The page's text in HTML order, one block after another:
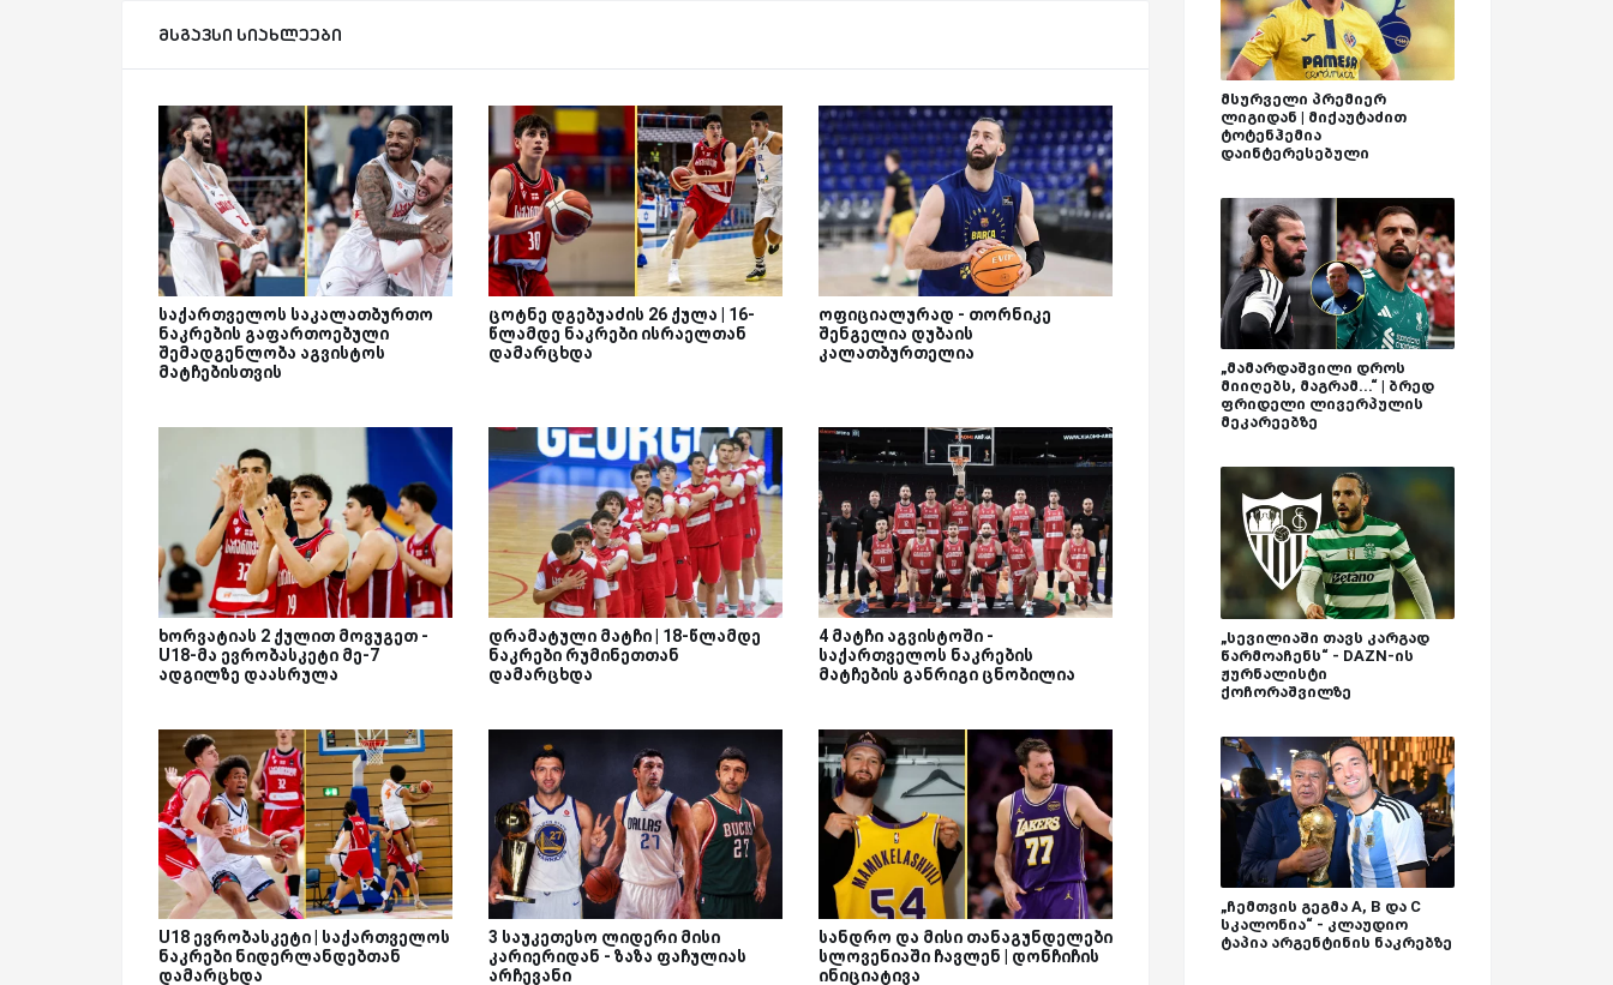
მსგავსი სიახლეები
საქართველოს საკალათბურთო
ნაკრების გაფართოებული
შემადგენლობა აგვისტოს
მატჩებისთვის
ცოტნე დგებუაძის 26 ქულა | 16-
წლამდე ნაკრები ისრაელთან
დამარცხდა
ოფიციალურად - თორნიკე
შენგელია დუბაის
კალათბურთელია
ხორვატიას 2 ქულით მოვუგეთ -
U18-მა ევრობასკეტი მე-7
ადგილზე დაასრულა
დრამატული მატჩი | 18-წლამდე
ნაკრები რუმინეთთან
დამარცხდა
4 მატჩი აგვისტოში -
საქართველოს ნაკრების
მატჩების განრიგი ცნობილია
U18 ევრობასკეტი | საქართველოს
ნაკრები ნიდერლანდებთან
დამარცხდა
3 საუკეთესო ლიდერი მისი
კარიერიდან - ზაზა ფაჩულიას
არჩევანი
სანდრო და მისი თანაგუნდელები
სლოვენიაში ჩავლენ | დონჩიჩის
ინიციატივა
მსურველი პრემიერ
ლიგიდან | მიქაუტაძით
ტოტენჰემია
დაინტერესებული
„მამარდაშვილი დროს
მიიღებს, მაგრამ...“ | ბრედ
ფრიდელი ლივერპულის
მეკარეებზე
„სევილიაში თავს კარგად
წარმოაჩენს“ - DAZN-ის
ჟურნალისტი
ქოჩორაშვილზე
„ჩემთვის გეგმა A, B და C
სკალონია“ - კლაუდიო
ტაპია არგენტინის ნაკრებზე